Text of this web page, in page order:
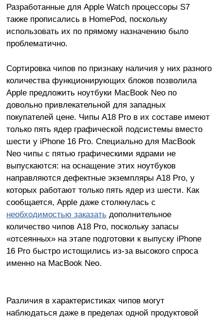
Разработанные для Apple Watch процессоры S7
также прописались в HomePod, поскольку
использовать их по прямому назначению было
проблематично.
Сортировка чипов по признаку наличия у них разного
количества функционирующих блоков позволила
Apple предложить ноутбуки MacBook Neo по
довольно привлекательной для западных
покупателей цене. Чипы A18 Pro в их составе имеют
только пять ядер графической подсистемы вместо
шести у iPhone 16 Pro. Специально для MacBook
Neo чипы с пятью графическими ядрами не
выпускаются: на оснащение этих ноутбуков
направляются дефектные экземпляры A18 Pro, у
которых работают только пять ядер из шести. Как
сообщается, Apple даже столкнулась с
необходимостью заказать дополнительное
количество чипов A18 Pro, поскольку запасы
«отсеянных» на этапе подготовки к выпуску iPhone
16 Pro быстро истощились из-за высокого спроса
именно на MacBook Neo.
Различия в характеристиках чипов могут
наблюдаться даже в пределах одной продуктовой